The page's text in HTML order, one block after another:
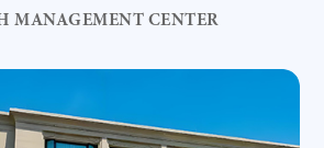
MANAGEMENT CENTER